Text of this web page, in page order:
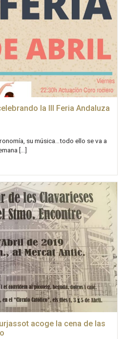
la III Feria Andaluza
su música…todo ello se va a
[…]
acoge la cena de las